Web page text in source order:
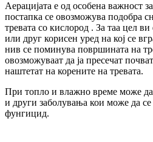
Аерацијата е од особена важност
постапка се овозможува подобра
тревата со кислород . За таа цел
или друг корисен уред на кој се
нив се поминува површината на
овозможуваат да ја пресечат
наштетат на корените на тревата.
При топло и влажно време може да
и други заболувања кои може да се
фунгицид.